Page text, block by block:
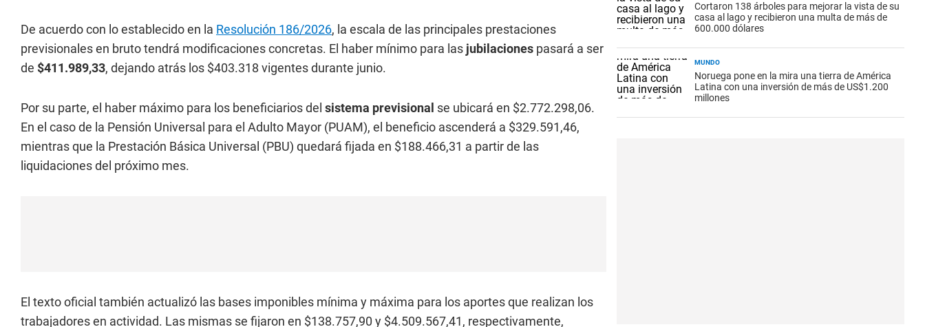
De acuerdo con lo establecido en la Resolución 186/2026, la escala de las principales prestaciones
previsionales en bruto tendrá modificaciones concretas. El haber mínimo para las jubilaciones pasará a ser
de $411.989,33, dejando atrás los $403.318 vigentes durante junio.
Por su parte, el haber máximo para los beneficiarios del sistema previsional se ubicará en $2.772.298,06.
En el caso de la Pensión Universal para el Adulto Mayor (PUAM), el beneficio ascenderá a $329.591,46,
mientras que la Prestación Básica Universal (PBU) quedará fijada en $188.466,31 a partir de las
liquidaciones del próximo mes.
El texto oficial también actualizó las bases imponibles mínima y máxima para los aportes que realizan los
trabajadores en actividad. Las mismas se fijaron en $138.757,90 y $4.509.567,41, respectivamente,
Cortaron 138 árboles para mejorar la vista de su
casa al lago y recibieron una multa de más de
600.000 dólares
MUNDO
Noruega pone en la mira una tierra de América
Latina con una inversión de más de US$1.200
millones